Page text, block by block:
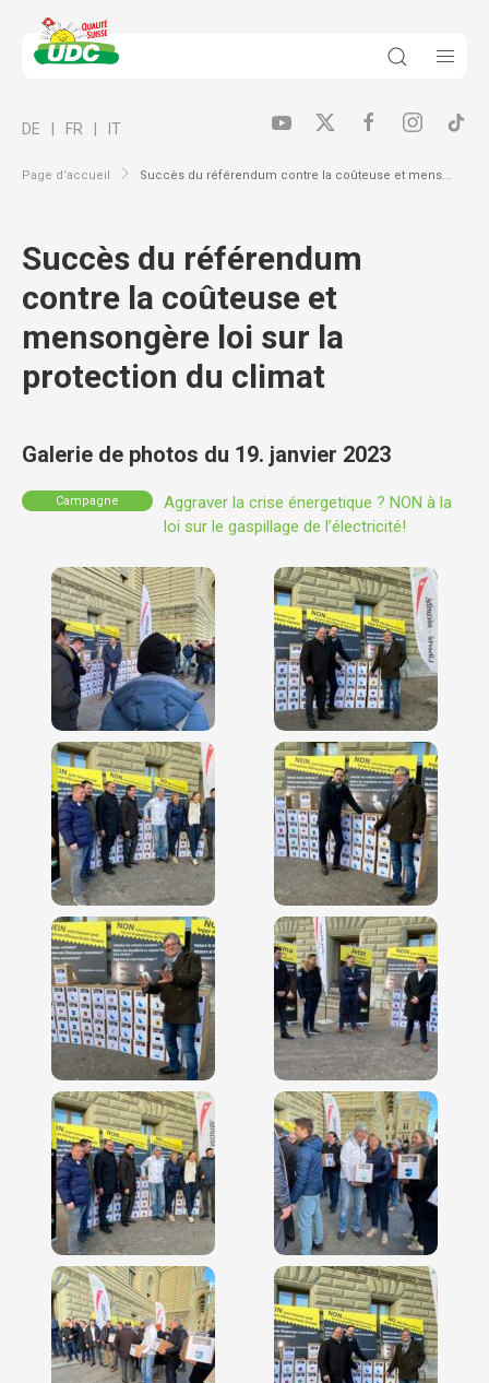
Page d’accueil Succès du référendum contre la coûteuse et mens...
DE FR IT
Succès du référendum
contre la coûteuse et
mensongère loi sur la
protection du climat
Galerie de photos du 19. janvier 2023
Campagne
Aggraver la crise énergetique ? NON à la
loi sur le gaspillage de l’électricité!